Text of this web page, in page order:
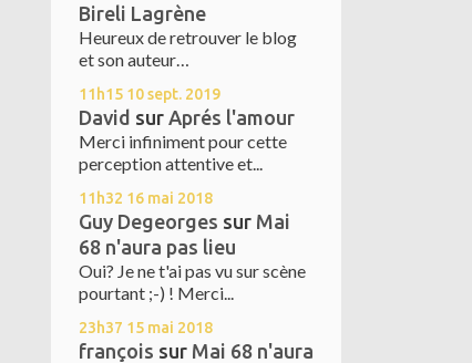
Bireli Lagrène
Heureux de retrouver le blog
et son auteur…
11h15 10sept. 2019
David sur Aprés l'amour
Merci infiniment pour cette
perception attentive et...
11h32 16 mai 2018
Guy Degeorges sur Mai
68 n'aura pas lieu
Oui? Je ne t'ai pas vu sur scène
pourtant ;-) ! Merci...
23h37 15 mai 2018
françois sur Mai 68 n'aura